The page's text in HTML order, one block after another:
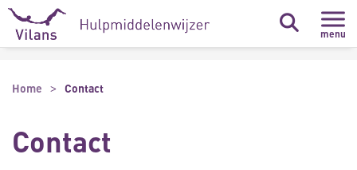
Naar hoofdinhoud
Naar footer
menu
Home Contact
Contact